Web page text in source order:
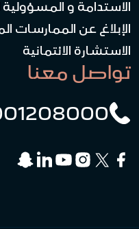
الاستدامة و المسؤولية
الإبلاغ عن الممارسات
الاستشارة الائتمانية
تواصل معنا